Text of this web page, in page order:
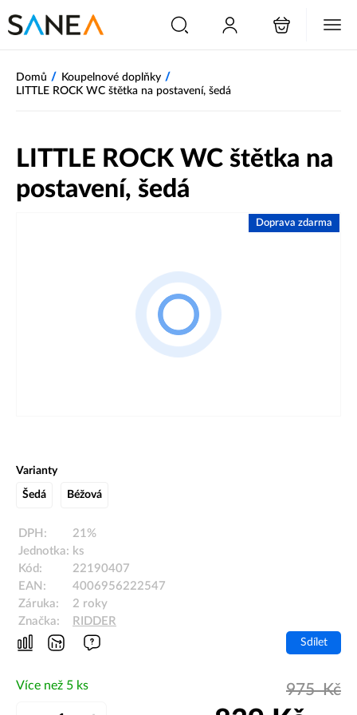
Domů / Koupelnové doplňky /
LITTLE ROCK WC štětka na postavení, šedá
LITTLE ROCK WC štětka na
postavení, šedá
Doprava zdarma
Varianty
Šedá Béžová
DPH:
21%
Jednotka: ks
Kód:
22190407
EAN:
4006956222547
Záruka:
2 roky
Značka:
RIDDER
Sdílet
Více než 5 ks 975Kč